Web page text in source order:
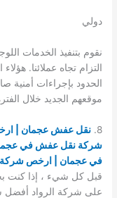
دولي
نقوم بتنفيذ الخدمات
التزام تجاه عملائنا.
الحدود بإجراءات
موقعهم الجديد خلال
8. نقل عفش عجمان |
شركة نقل عفش في
في عجمان | ارخص شركة
قبل كل شيء ، إذا كنت
على شركة الرواد